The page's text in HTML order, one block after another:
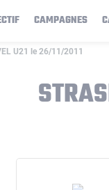
CAMPAGNES
U21 le 26/11/2011